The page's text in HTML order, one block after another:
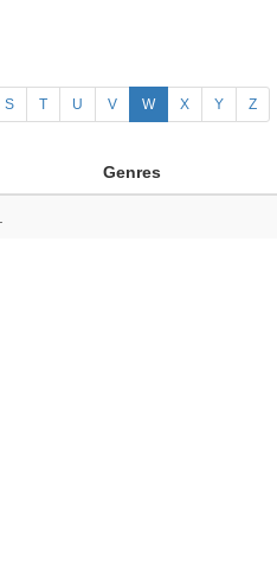
S T U V W X Y Z
Genres